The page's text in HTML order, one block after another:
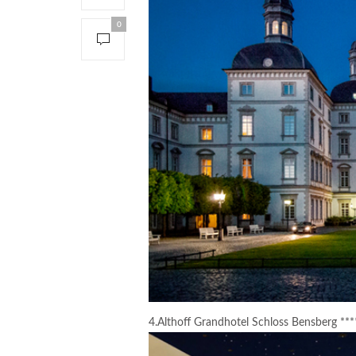
0
4.Althoff Grandhotel Schloss Bensberg